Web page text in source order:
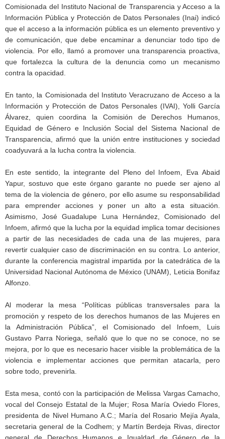
Comisionada del Instituto Nacional de Transparencia y Acceso a la
Información Pública y Protección de Datos Personales (Inai) indicó
que el acceso a la información pública es un elemento preventivo y
de comunicación, que debe encaminar a denunciar todo tipo de
violencia. Por ello, llamó a promover una transparencia proactiva,
que fortalezca la cultura de la denuncia como un mecanismo
contra la opacidad.
En tanto, la Comisionada del Instituto Veracruzano de Acceso a la
Información y Protección de Datos Personales (IVAI), Yolli García
Álvarez, quien coordina la Comisión de Derechos Humanos,
Equidad de Género e Inclusión Social del Sistema Nacional de
Transparencia, afirmó que la unión entre instituciones y sociedad
coadyuvará a la lucha contra la violencia.
En este sentido, la integrante del Pleno del Infoem, Eva Abaid
Yapur, sostuvo que este órgano garante no puede ser ajeno al
tema de la violencia de género, por ello asume su responsabilidad
para emprender acciones y poner un alto a esta situación.
Asimismo, José Guadalupe Luna Hernández, Comisionado del
Infoem, afirmó que la lucha por la equidad implica tomar decisiones
a partir de las necesidades de cada una de las mujeres, para
revertir cualquier caso de discriminación en su contra. Lo anterior,
durante la conferencia magistral impartida por la catedrática de la
Universidad Nacional Autónoma de México (UNAM), Leticia Bonifaz
Alfonzo.
Al moderar la mesa “Políticas públicas transversales para la
promoción y respeto de los derechos humanos de las Mujeres en
la Administración Pública”, el Comisionado del Infoem, Luis
Gustavo Parra Noriega, señaló que lo que no se conoce, no se
mejora, por lo que es necesario hacer visible la problemática de la
violencia e implementar acciones que permitan atacarla, pero
sobre todo, prevenirla.
Esta mesa, contó con la participación de Melissa Vargas Camacho,
vocal del Consejo Estatal de la Mujer; Rosa María Oviedo Flores,
presidenta de Nivel Humano A.C.; María del Rosario Mejía Ayala,
secretaria general de la Codhem; y Martín Berdeja Rivas, director